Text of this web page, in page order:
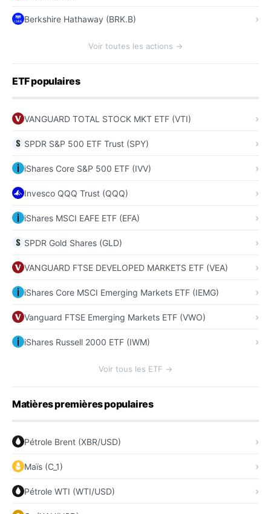
Berkshire Hathaway (BRK.B)
Voir toutes les actions →
ETF populaires
VANGUARD TOTAL STOCK MKT ETF (VTI)
SPDR S&P 500 ETF Trust (SPY)
iShares Core S&P 500 ETF (IVV)
Invesco QQQ Trust (QQQ)
iShares MSCI EAFE ETF (EFA)
SPDR Gold Shares (GLD)
VANGUARD FTSE DEVELOPED MARKETS ETF (VEA)
iShares Core MSCI Emerging Markets ETF (IEMG)
Vanguard FTSE Emerging Markets ETF (VWO)
iShares Russell 2000 ETF (IWM)
Voir tous les ETF →
Matières premières populaires
Pétrole Brent (XBR/USD)
Maïs (C_1)
Pétrole WTI (WTI/USD)